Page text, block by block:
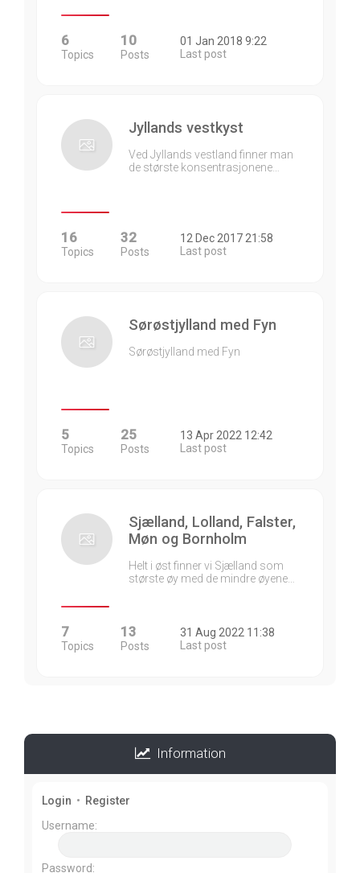
6
Topics
10
Posts
01 Jan 2018 9:22
Last post
Jyllands vestkyst
Ved Jyllands vestland finner man
de største konsentrasjonene…
16
Topics
32
Posts
12 Dec 2017 21:58
Last post
Sørøstjylland med Fyn
Sørøstjylland med Fyn
5
Topics
25
Posts
13 Apr 2022 12:42
Last post
Sjælland, Lolland, Falster,
Møn og Bornholm
Helt i øst finner vi Sjælland som
største øy med de mindre øyene…
7
Topics
13
Posts
31 Aug 2022 11:38
Last post
Information
Login • Register
Username:
Password: